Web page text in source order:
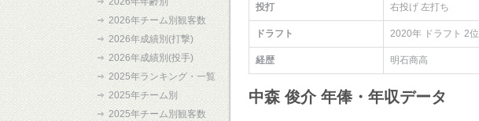
2026年チーム別観客数
2026年成績別(打撃)
2026年成績別(投手)
2025年ランキング・一覧
2025年チーム別
2025年チーム別観客数
投打 右投げ 左打ち
ドラフト 2020年 ドラフト 2位
経歴 明石商高
中森 俊介 年俸・年収データ